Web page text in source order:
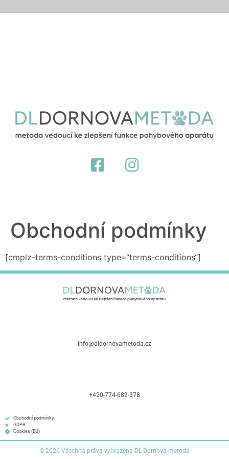
Obchodní podmínky
[cmplz-terms-conditions type=“terms-conditions“]
info@dldornovametoda.cz
+420-774-682-378
Obchodní podmínky
GDPR
Cookies (EU)
© 2026 Všechna práva vyhrazena DL Dornova metoda